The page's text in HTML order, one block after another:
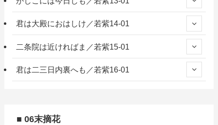
君は大殿におはしけ／若紫14-01
二条院は近ければま／若紫15-01
君は二三日内裏へも／若紫16-01
■ 06末摘花